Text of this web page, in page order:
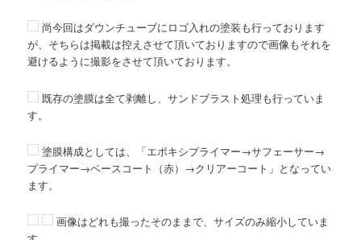
尚今回はダウンチューブにロゴ入れの塗装も行っております
が、そちらは掲載は控えさせて頂いておりますので画像もそれを
避けるように撮影をさせて頂いております。
既存の塗膜は全て剥離し、サンドブラスト処理も行っていま
す。
塗膜構成としては、「エポキシプライマー→サフェーサー→
プライマー→ベースコート（赤）→クリアーコート」となってい
ます。
画像はどれも撮ったそのままで、サイズのみ縮小していま